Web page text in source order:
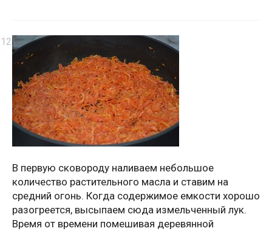
В первую сковороду наливаем небольшое
количество растительного масла и ставим на
средний огонь. Когда содержимое емкости хорошо
разогреется, высыпаем сюда измельченный лук.
Время от времени помешивая деревянной